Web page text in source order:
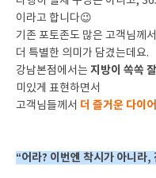
다행히 실제 구멍은 아니고,
이라고 합니다😉
기존 포토존도 많은 고객님께
더 특별한 의미가 담겼는데요.
강남본점에서는 지방이 쏙쏙